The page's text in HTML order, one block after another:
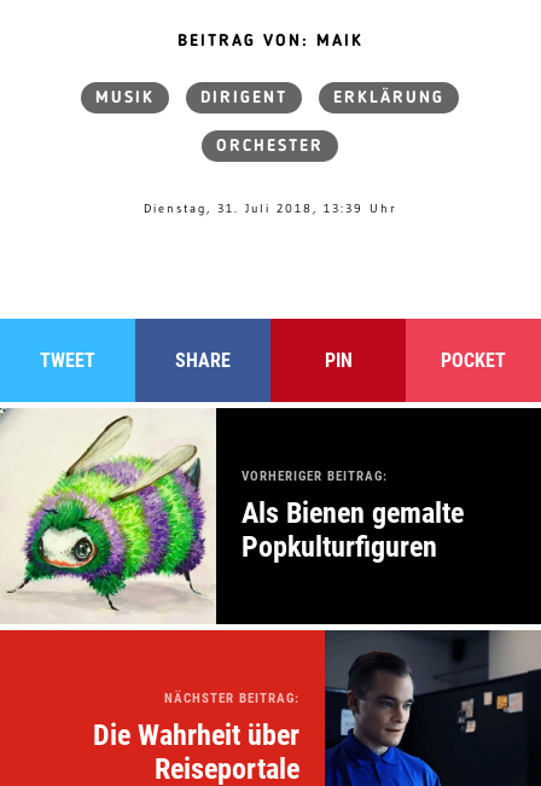
BEITRAG VON: MAIK
MUSIK DIRIGENT ERKLÄRUNG
ORCHESTER
Dienstag, 31. Juli 2018, 13:39 Uhr
TWEET SHARE PIN POCKET
VORHERIGER BEITRAG:
Als Bienen gemalte
Popkulturfiguren
NÄCHSTER BEITRAG:
Die Wahrheit über
Reiseportale